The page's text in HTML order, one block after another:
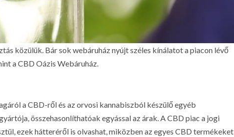
közülük. Bár sok webáruház nyújt széles kínálatot a piacon lévő
a CBD Oázis Webáruház.
a CBD-ről és az orvosi kannabiszból készülő egyéb
összehasonlíthatóak egyással az árak. A CBD piac a jogi
ezek hátteréről is olvashat, miközben az egyes CBD termékeket